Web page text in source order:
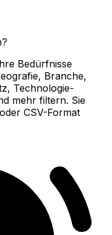
Bedürfnisse
Branche,
Technologie-
mehr filtern. Sie
CSV-Format